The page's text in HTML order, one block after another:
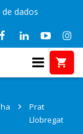
dados
Prat
Llobregat